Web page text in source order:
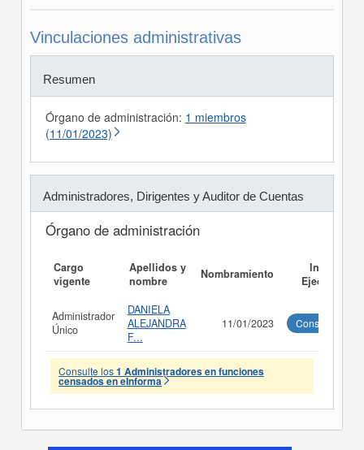
Vinculaciones administrativas
Resumen
Órgano de administración: 1 miembros
(11/01/2023)
Administradores, Dirigentes y Auditor de Cuentas
Órgano de administración
Cargo
vigente
Apellidos y
nombre
Nombramiento
Informe
Ejecutivo
Administrador
Único
DANIELA
ALEJANDRA
F...
11/01/2023 Consultar
Consulte los1 Administradores en funciones
censados en eInforma